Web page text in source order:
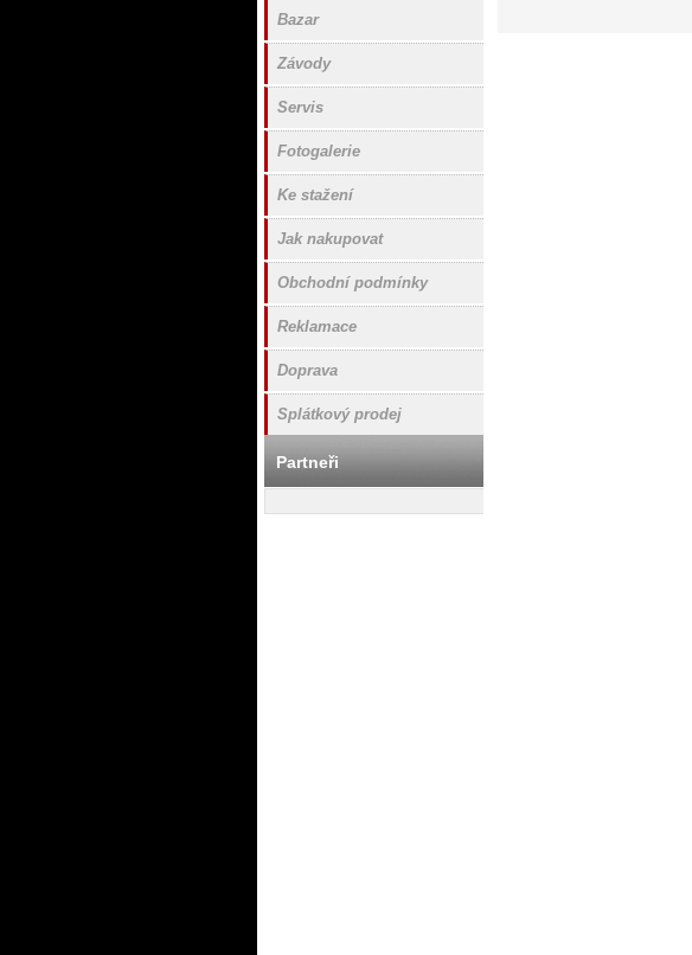
Bazar
Závody
Servis
Fotogalerie
Ke stažení
Jak nakupovat
Obchodní podmínky
Reklamace
Doprava
Splátkový prodej
Partneři